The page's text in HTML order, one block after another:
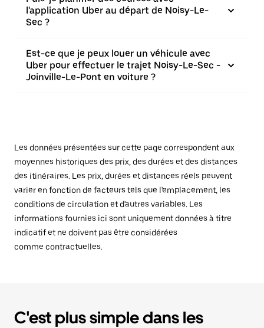
l'application Uber au départ de Noisy-Le-
Sec ?
Est-ce que je peux louer un véhicule avec
Uber pour effectuer le trajet Noisy-Le-Sec -
Joinville-Le-Pont en voiture ?
Les données présentées sur cette page correspondent aux
moyennes historiques des prix, des durées et des distances
des itinéraires. Les prix, durées et distances réels peuvent
varier en fonction de facteurs tels que l'emplacement, les
conditions de circulation et d'autres variables. Les
informations fournies ici sont uniquement données à titre
indicatif et ne doivent pas être considérées
comme contractuelles.
C'est plus simple dans les